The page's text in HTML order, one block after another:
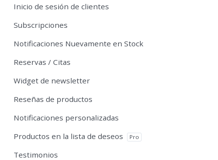
Inicio de sesión de clientes
Subscripciones
Notificaciones Nuevamente en Stock
Reservas / Citas
Widget de newsletter
Reseñas de productos
Notificaciones personalizadas
Productos en la lista de deseos
Pro
Testimonios